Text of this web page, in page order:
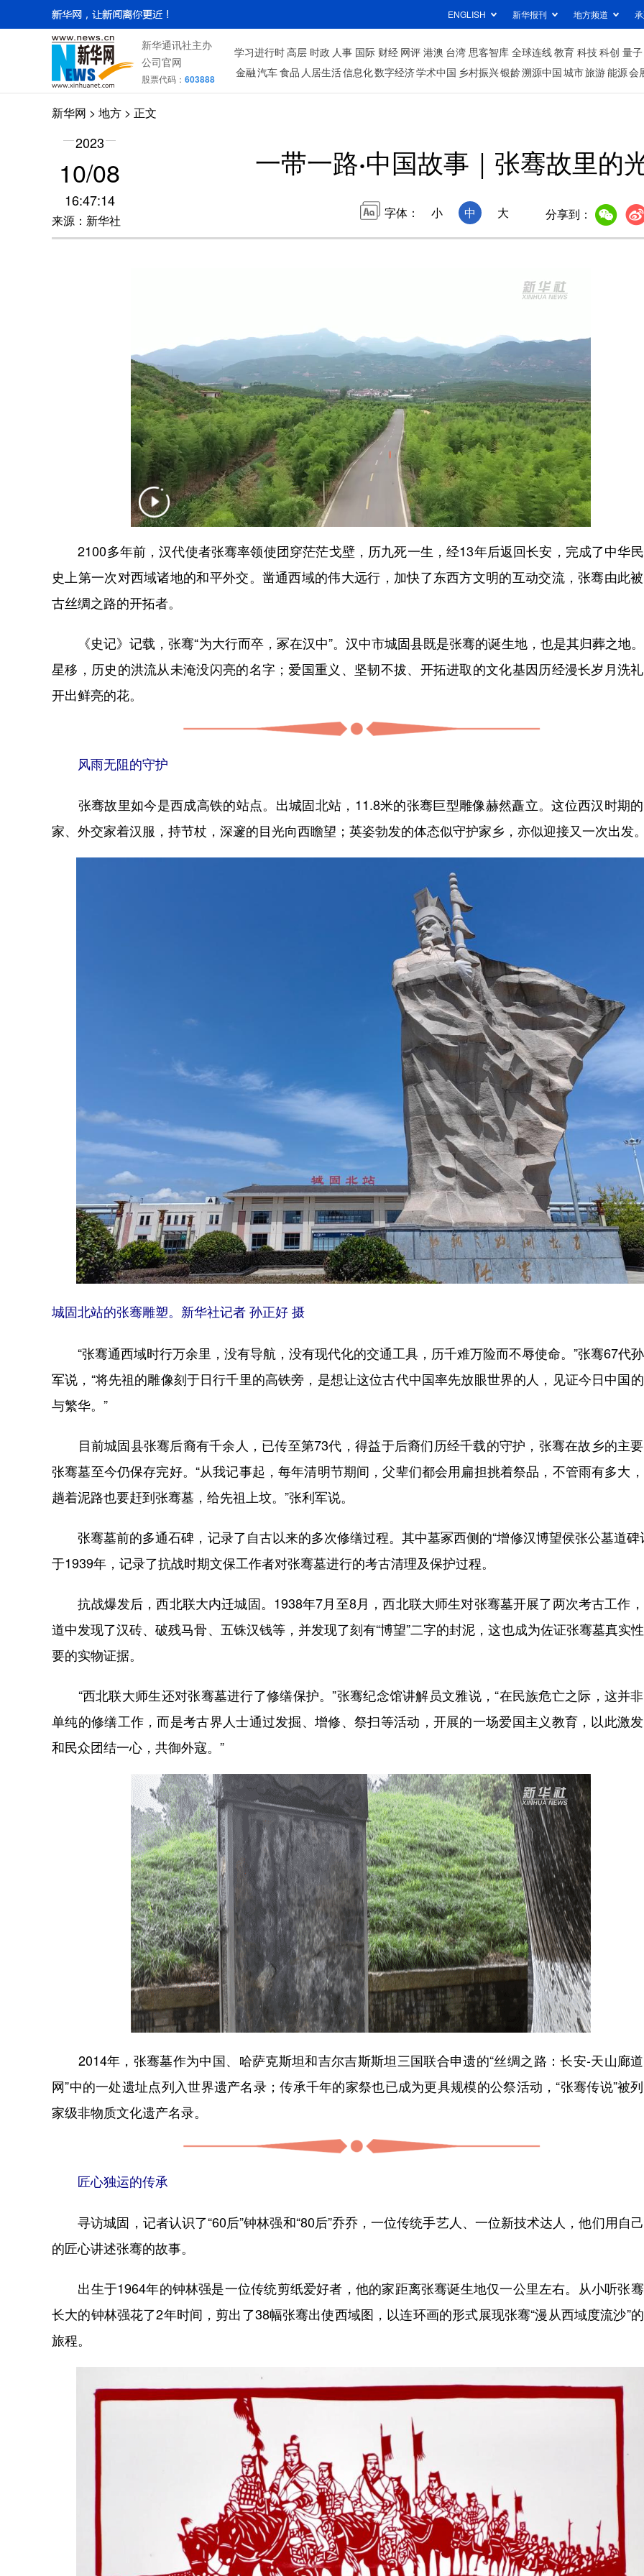
ENGLISH 新华报刊 地方频道
新华通讯社主办
公司官网
股票代码： 603888
学习进行时高层 时政 人事 国际 财经 网评 港澳 台湾 思客智库 全球连线教育 科技科创 量子
金融汽车食品 人居生活信息化数字经济学术中国 乡村振兴银龄溯源中国城市旅游能源会
新华网 > 地方 > 正文
2023
10/08
16:47:14
来源：新华社
一带一路·中国故事｜张骞故里的
字体： 小 中 大 分享到：
2100多年前，汉代使者张骞率领使团穿茫茫戈壁，历九死一生，经13年后返回长安，完成了中华
史上第一次对西域诸地的和平外交。凿通西域的伟大远行，加快了东西方文明的互动交流，张骞由此
古丝绸之路的开拓者。
《史记》记载，张骞“为大行而卒，冢在汉中”。汉中市城固县既是张骞的诞生地，也是其归葬之地
星移，历史的洪流从未淹没闪亮的名字；爱国重义、坚韧不拔、开拓进取的文化基因历经漫长岁月洗
开出鲜亮的花。
风雨无阻的守护
张骞故里如今是西成高铁的站点。出城固北站，11.8米的张骞巨型雕像赫然矗立。这位西汉时期
家、外交家着汉服，持节杖，深邃的目光向西瞻望；英姿勃发的体态似守护家乡，亦似迎接又一次出发。
城固北站的张骞雕塑。新华社记者 孙正好 摄
“张骞通西域时行万余里，没有导航，没有现代化的交通工具，历千难万险而不辱使命。”张骞67代
军说，“将先祖的雕像刻于日行千里的高铁旁，是想让这位古代中国率先放眼世界的人，见证今日中国
与繁华。”
目前城固县张骞后裔有千余人，已传至第73代，得益于后裔们历经千载的守护，张骞在故乡的主
张骞墓至今仍保存完好。“从我记事起，每年清明节期间，父辈们都会用扁担挑着祭品，不管雨有多大
趟着泥路也要赶到张骞墓，给先祖上坟。”张利军说。
张骞墓前的多通石碑，记录了自古以来的多次修缮过程。其中墓冢西侧的“增修汉博望侯张公墓道碑
于1939年，记录了抗战时期文保工作者对张骞墓进行的考古清理及保护过程。
抗战爆发后，西北联大内迁城固。1938年7月至8月，西北联大师生对张骞墓开展了两次考古工作
道中发现了汉砖、破残马骨、五铢汉钱等，并发现了刻有“博望”二字的封泥，这也成为佐证张骞墓真实
要的实物证据。
“西北联大师生还对张骞墓进行了修缮保护。”张骞纪念馆讲解员文雅说，“在民族危亡之际，这并
单纯的修缮工作，而是考古界人士通过发掘、增修、祭扫等活动，开展的一场爱国主义教育，以此激
和民众团结一心，共御外寇。”
2014年，张骞墓作为中国、哈萨克斯坦和吉尔吉斯斯坦三国联合申遗的“丝绸之路：长安-天山廊
网”中的一处遗址点列入世界遗产名录；传承千年的家祭也已成为更具规模的公祭活动，“张骞传说”被
家级非物质文化遗产名录。
匠心独运的传承
寻访城固，记者认识了“60后”钟林强和“80后”乔乔，一位传统手艺人、一位新技术达人，他们用自
的匠心讲述张骞的故事。
出生于1964年的钟林强是一位传统剪纸爱好者，他的家距离张骞诞生地仅一公里左右。从小听张
长大的钟林强花了2年时间，剪出了38幅张骞出使西域图，以连环画的形式展现张骞“漫从西域度流沙”
旅程。